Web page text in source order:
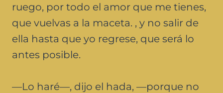
ruego, por todo el amor que me tienes,
que vuelvas a la maceta. , y no salir de
ella hasta que yo regrese, que será lo
antes posible.
—Lo haré—, dijo el hada, —porque no